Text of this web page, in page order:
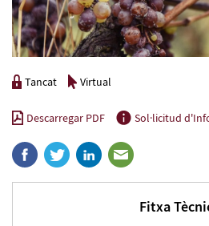
Tancat Virtual
Descarregar PDF Sol·licitud
Fitxa